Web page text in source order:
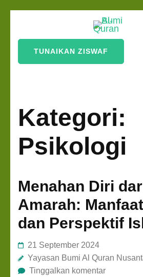
(Tekan
TUNAIKAN ZISWAF
Kategori:
Psikologi
Menahan Diri
Amarah:
dan Perspektif
21 September 2024
Yayasan Bumi Al Quran
Tinggalkan komentar